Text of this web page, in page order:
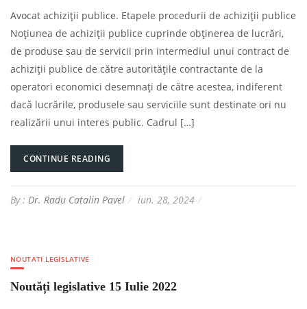
Avocat achiziții publice. Etapele procedurii de achiziții publice
Noțiunea de achiziții publice cuprinde obținerea de lucrări,
de produse sau de servicii prin intermediul unui contract de
achiziţii publice de către autorităţile contractante de la
operatori economici desemnaţi de către acestea, indiferent
dacă lucrările, produsele sau serviciile sunt destinate ori nu
realizării unui interes public. Cadrul […]
CONTINUE READING
By : Dr. Radu Catalin Pavel iun. 28, 2024
NOUTATI LEGISLATIVE
Noutăți legislative 15 Iulie 2022